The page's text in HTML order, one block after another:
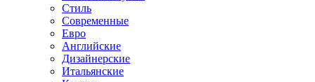
Стиль
Современные
Евро
Английские
Дизайнерские
Итальянские